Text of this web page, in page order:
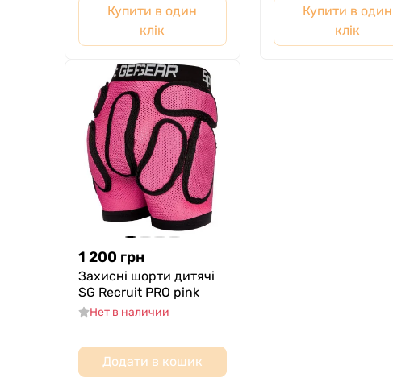
Купити в один
клік
Купити в один
клік
1 200 грн
Захисні шорти дитячі
SG Recruit PRO pink
Нет в наличии
Додати в кошик